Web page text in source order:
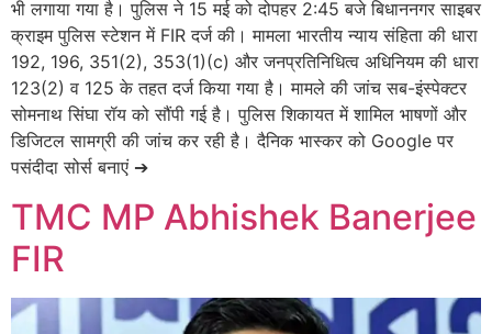
भी लगाया गया है। पुलिस ने 15 मई को दोपहर 2:45 बजे बिधाननगर साइबर
क्राइम पुलिस स्टेशन में FIR दर्ज की। मामला भारतीय न्याय संहिता की धारा
192, 196, 351(2), 353(1)(c) और जनप्रतिनिधित्व अधिनियम की धारा
123(2) व 125 के तहत दर्ज किया गया है। मामले की जांच सब-इंस्पेक्टर
सोमनाथ सिंघा रॉय को सौंपी गई है। पुलिस शिकायत में शामिल भाषणों और
डिजिटल सामग्री की जांच कर रही है। दैनिक भास्कर को Google पर
पसंदीदा सोर्स बनाएं ➔
TMC MP Abhishek Banerjee
FIR